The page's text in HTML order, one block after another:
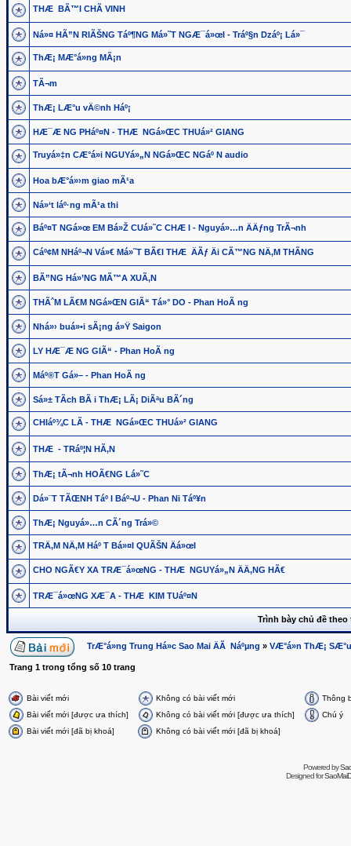
THÆ BÃ™I CHÃ VINH
Ná»¤ HÃ”N RIÃŠNG Táº¶NG Má»˜T NGÆ¯á»œI - Tráº§n Dzáº¡ Lá»¯
ThÆ¡ MÆ°á»ng MÃ¡n
TÃ¬m
ThÆ¡ LÆ°u vÄ©nh Háº¡
HÆ¯Æ NG PHáº¤N - THÆ NGá»ŒC THUá»² GIANG
Truyá»‡n CÆ°á»i NGUYá»„N NGá»ŒC NGáº N audio
Hoa bÆ°á»›m giao mÃ¹a
Ná»‘t láº·ng mÃ¹a thi
Báº¤T NGá»œ EM Bá»Ž CUá»˜C CHÆ I - Nguyá»…n ÄÄƒng TrÃ¬nh
Cáº¢M NHáº¬N Vá»€ Má»˜T BÃ€I THÆ ÄÃƒ Äi CÃ™NG NÄ‚M THÃNG
BÃ”NG Há»’NG MÃ™A XUÃ‚N
THÃˆM LÃ€M NGá»ŒN GIÃ“ Tá»° DO - Phan HoÃ ng
Nhá»› buá»•i sÃ¡ng á»Ÿ Saigon
LY HÆ¯Æ NG GIÃ“ - Phan HoÃ ng
Máº®T Gá»– - Phan HoÃ ng
Sá»± TÃ­ch BÃ i ThÆ¡ LÃ¡ DiÃªu BÃ´ng
CHIáº¾C LÃ - THÆ NGá»ŒC THUá»² GIANG
THÆ - TRáº¦N HÃ‚N
ThÆ¡ tÃ¬nh HOÃ€NG Lá»˜C
Dá»¨T TÃŒNH Táº I Báº¬U - Phan Ni Táº¥n
ThÆ¡ Nguyá»…n CÃ´ng Trá»©
TRÄ‚M NÄ‚M Háº T Bá»¤I QUÃŠN Äá»œI
CHO NGÃ€Y XA TRÆ¯á»œNG - THÆ NGUYá»„N ÄÄ‚NG HÃ€
TRÆ¯á»œNG XÆ¯A - THÆ KIM TUáº¤N
Trình bày chủ đề
TrÆ°á»ng Trung Há»c Sao Mai ÄÃ Náºµng » VÆ°á»n ThÆ¡
Trang 1 trong tổng số 10 trang
Bài viết mới Không có bài viết mới
Thông
Bài viết mới [được ưa thích]
Không có bài viết mới [được ưa thích]
Chú ý
Bài viết mới [đã bị khoá]
Không có bài viết mới [đã bị khoá]
Powered by
Designed for